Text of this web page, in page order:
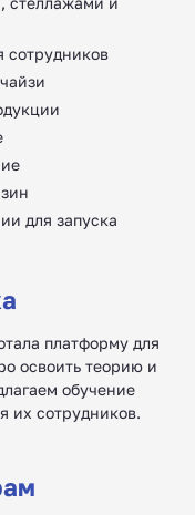
сотрудников
для запуска
платформу для
освоить теорию и
обучение
их сотрудников.